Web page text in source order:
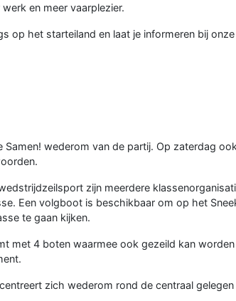
en meer vaarplezier.
op het starteiland en laat je informeren bij
Samen! wederom van de partij. Op zaterdag
zijn meerdere
Een volgboot is beschikbaar om op het
te gaan kijken.
met 4 boten waarmee ook gezeild kan
zich wederom rond de centraal